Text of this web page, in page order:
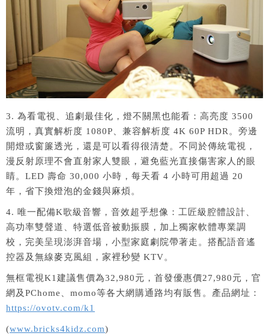
3. 為看電視、追劇最佳化，燈不關黑也能看：高亮度 3500
流明，真實解析度 1080P、兼容解析度 4K 60P HDR。旁邊
開燈或窗簾透光，還是可以看得很清楚。不同於傳統電視，
漫反射原理不會直射家人雙眼，避免藍光直接傷害家人的眼
睛。LED 壽命 30,000 小時，每天看 4 小時可用超過 20
年，省下換燈泡的金錢與麻煩。
4. 唯一配備K歌級音響，音效超乎想像：工匠級腔體設計、
高功率雙聲道、特選低音被動振膜，加上獨家軟體專業調
校，完美呈現澎湃音場，小型家庭劇院帶著走。搭配語音遙
控器及無線麥克風組，家裡秒變 KTV。
無框電視K1建議售價為32,980元，首發優惠價27,980元，官
網及PChome、momo等各大網購通路均有販售。產品網址：
https://ovotv.com/k1
(www.bricks4kidz.com)